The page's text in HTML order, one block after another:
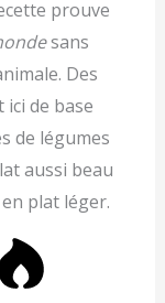
prouve
sans
Des
de base
de légumes
aussi beau
plat léger.